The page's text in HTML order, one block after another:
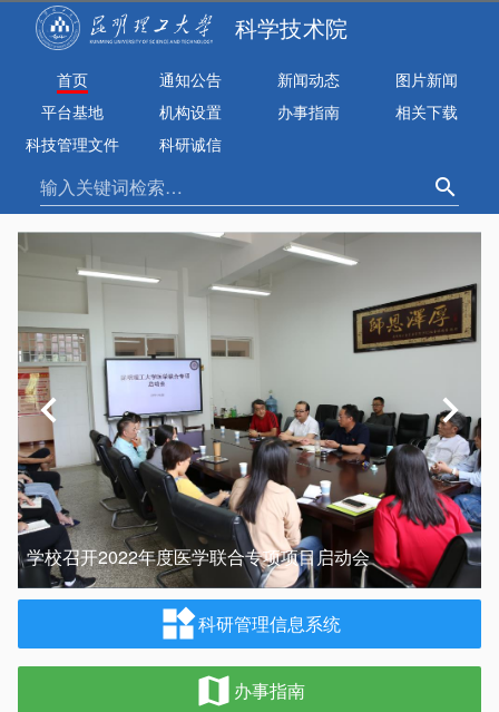
科学技术院
首页 通知公告 新闻动态
图片新闻
平台基地
机构设置 办事指南
相关下载
科技管理文件
科研诚信
输入关键词检索… search
学校召开2022年度医学联合专项项目启动会
chevron_left chevron_right
widgets科研管理信息系统
map 办事指南